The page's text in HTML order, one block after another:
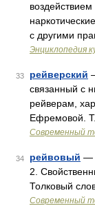
с другими
Энциклопедия
33 рейверский
связанный с
рейверам,
Ефремовой.
Современный
34 рейвовый —
2.
Толковый
Современный